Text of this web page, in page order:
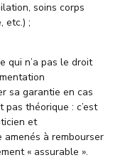
soins corps
etc.) ;
qui n’a pas le droit
sa garantie en cas
pas théorique : c’est
et
amenés à rembourser
« assurable ».